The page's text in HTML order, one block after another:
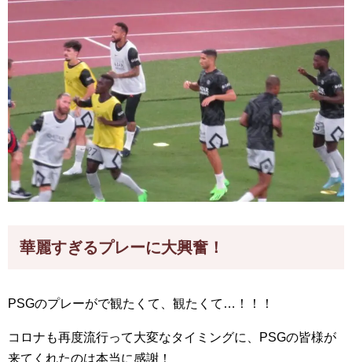
華麗すぎるプレーに大興奮！
PSGのプレーがで観たくて、観たくて…！！！
コロナも再度流行って大変なタイミングに、PSGの皆様が
来てくれたのは本当に感謝！